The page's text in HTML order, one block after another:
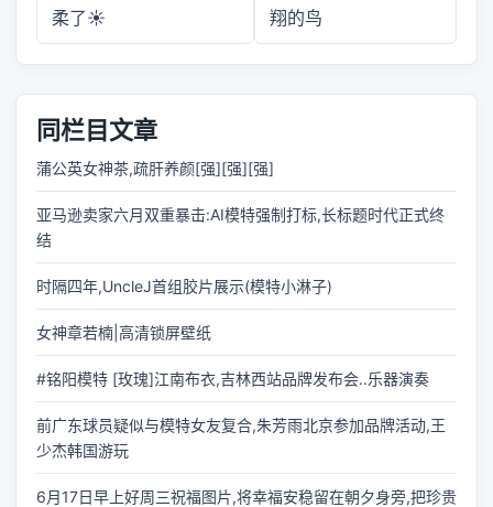
柔了☀️
翔的鸟
同栏目文章
蒲公英女神茶,疏肝养颜[强][强][强]
亚马逊卖家六月双重暴击:AI模特强制打标,长标题时代正式终
结
时隔四年,UncleJ首组胶片展示(模特小淋子)
女神章若楠|高清锁屏壁纸
#铭阳模特 [玫瑰]江南布衣,吉林西站品牌发布会..乐器演奏
前广东球员疑似与模特女友复合,朱芳雨北京参加品牌活动,王
少杰韩国游玩
6月17日早上好周三祝福图片,将幸福安稳留在朝夕身旁,把珍贵